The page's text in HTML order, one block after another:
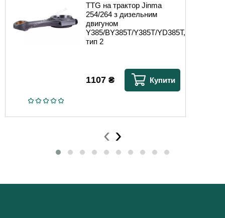
TTG на трактор Jinma
254/264 з дизельним
двигуном
Y385/BY385T/Y385T/YD385T,
тип 2
1107 ₴ Купити
‹ ›